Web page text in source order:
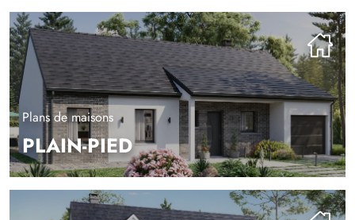
Plans de maisons
PLAIN-PIED